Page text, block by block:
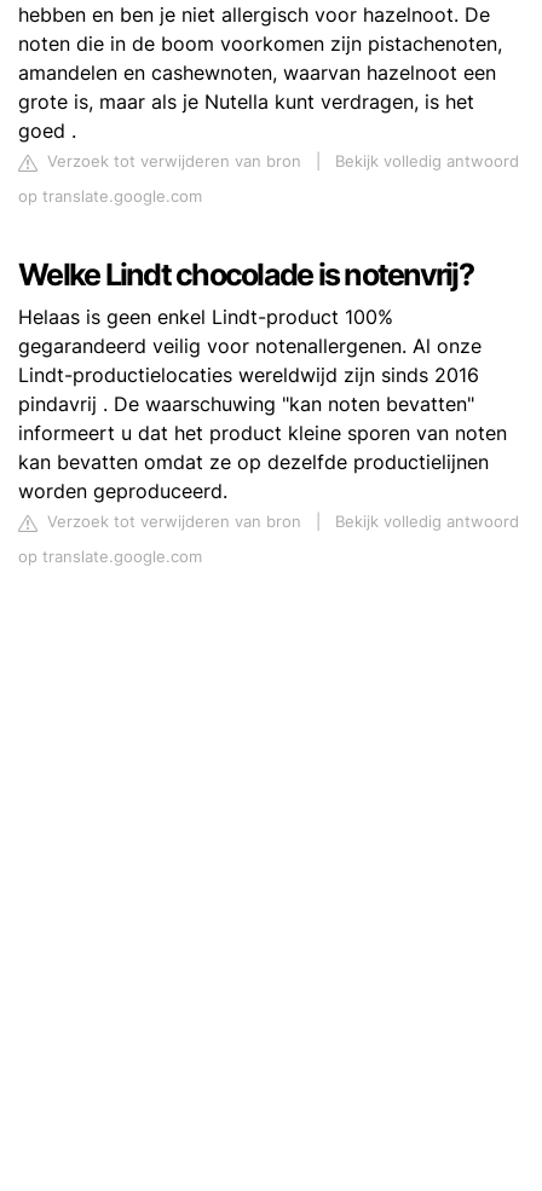
hebben en ben je niet allergisch voor hazelnoot. De
noten die in de boom voorkomen zijn pistachenoten,
amandelen en cashewnoten, waarvan hazelnoot een
grote is, maar als je Nutella kunt verdragen, is het
goed .
Verzoek tot verwijderen van bron
Bekijk volledig antwoord
op translate.google.com
Welke Lindt chocolade is notenvrij?
Helaas is geen enkel Lindt-product 100%
gegarandeerd veilig voor notenallergenen. Al onze
Lindt-productielocaties wereldwijd zijn sinds 2016
pindavrij . De waarschuwing "kan noten bevatten"
informeert u dat het product kleine sporen van noten
kan bevatten omdat ze op dezelfde productielijnen
worden geproduceerd.
Verzoek tot verwijderen van bron
Bekijk volledig antwoord
op translate.google.com